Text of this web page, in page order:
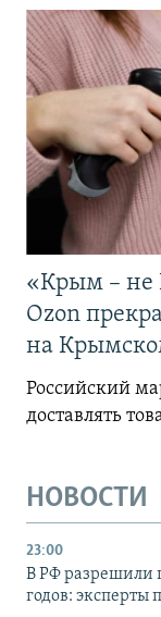
«Крым – не
Ozon
на
Российский
доставлять
НОВОСТИ
23:00
В РФ разрешили
годов: эксперты